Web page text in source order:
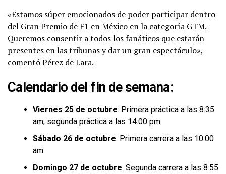
«Estamos súper emocionados de poder participar dentro
del Gran Premio de F1 en México en la categoría GTM.
Queremos consentir a todos los fanáticos que estarán
presentes en las tribunas y dar un gran espectáculo»,
comentó Pérez de Lara.
Calendario del fin de semana:
Viernes 25 de octubre: Primera práctica a las 8:35
am, segunda práctica a las 14:00 pm.
Sábado 26 de octubre: Primera carrera a las 10:00
am.
Domingo 27 de octubre: Segunda carrera a las 8:55